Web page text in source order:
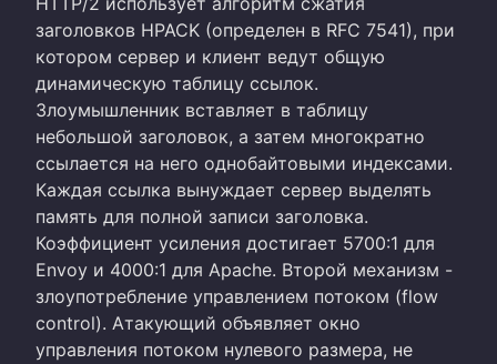
заголовков HPACK (определен в RFC 7541), при
котором сервер и клиент ведут общую
динамическую таблицу ссылок.
Злоумышленник вставляет в таблицу
небольшой заголовок, а затем многократно
ссылается на него однобайтовыми индексами.
Каждая ссылка вынуждает сервер выделять
память для полной записи заголовка.
Коэффициент усиления достигает 5700:1 для
Envoy и 4000:1 для Apache. Второй механизм -
злоупотребление управлением потоком (flow
control). Атакующий объявляет окно
управления потоком нулевого размера, не